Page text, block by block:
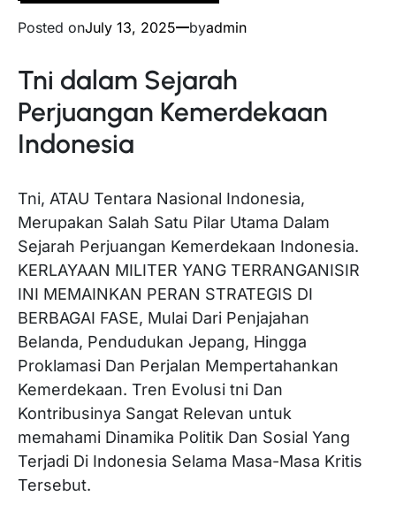
Posted onJuly 13, 2025 byadmin
Tni dalam Sejarah
Perjuangan Kemerdekaan
Indonesia
Tni, ATAU Tentara Nasional Indonesia,
Merupakan Salah Satu Pilar Utama Dalam
Sejarah Perjuangan Kemerdekaan Indonesia.
KERLAYAAN MILITER YANG TERRANGANISIR
INI MEMAINKAN PERAN STRATEGIS DI
BERBAGAI FASE, Mulai Dari Penjajahan
Belanda, Pendudukan Jepang, Hingga
Proklamasi Dan Perjalan Mempertahankan
Kemerdekaan. Tren Evolusi tni Dan
Kontribusinya Sangat Relevan untuk
memahami Dinamika Politik Dan Sosial Yang
Terjadi Di Indonesia Selama Masa-Masa Kritis
Tersebut.